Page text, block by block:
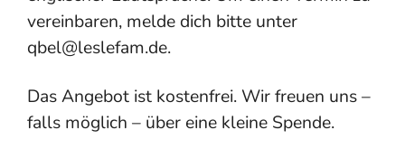
vereinbaren, melde dich bitte unter
qbel@leslefam.de.
Das Angebot ist kostenfrei. Wir freuen uns –
falls möglich – über eine kleine Spende.